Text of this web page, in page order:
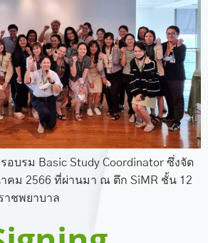
บรม Basic Study Coordinator ซึ่งจัด
คม 2566 ที่ผ่านมา ณ ตึก SiMR ชั้น 12
ชพยาบาล